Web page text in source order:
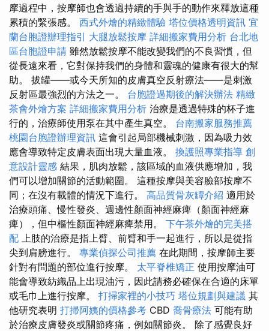
摩過程中，按摩師也會透過持續的手與手的動作來釋放這種
累積的緊張感。 西式外燴的精緻體驗 塔位價格透明資訊 宜
蘭台胞證辦理指引 大腿放鬆按摩 詳細搬家費用分析 台北地
區台胞證申請 雖然放鬆按摩不能改變我們的不良習慣，但
從長遠來看，它對保持我們的身體和靈魂的健康有很大的幫
助。 拔罐——或今天所知的皮膚真空反射療法——是刺激
反射區最強烈的方法之一。 台胞證過期後的解決辦法 精緻
茶會外燴方案 詳細搬家費用分析 治療是透過特殊的杯子進
行的，治療師使用泵在其中產生真空。 台南搬家服務推薦
桃園台胞證辦理資訊 這會引起局部機械刺激，因為吸力效
應會導致特定皮膚表面出現大量血液。 換護照專業指導 創
意設計靈感 結果，肌肉放鬆，該區域的血液供應增加，我
們可以增加關節的活動範圍。 這種按摩與美容臉部按摩不
同；在沒有載體的情況下進行。 高品質骨灰罈介紹 適用於
治療頭痛、慢性發炎、週邊性顏面神經麻痺（顏面神經麻
痺），但中樞性顏面神經麻痺禁用。 下午茶外燴的完美搭
配 上肢的治療是指上臂、前臂和手一起進行，所以是從指
尖到肩膀進行。 專業偵探公司推薦 在此期間，按摩師主要
針對有問題的部位進行按摩。 太平脊椎矯正 使用按摩油可
能會導致紡織品上出現油污，因此請務必確保在合適的床單
或毛巾上進行按摩。 打掃家裡的小技巧 塔位規劃與建議 其
他研究表明 打掃阿姨的價格參考 CBD 喬骨療法 可能有助
於治療皮膚發炎或關節疼痛，例如關節炎。 除了感覺良好